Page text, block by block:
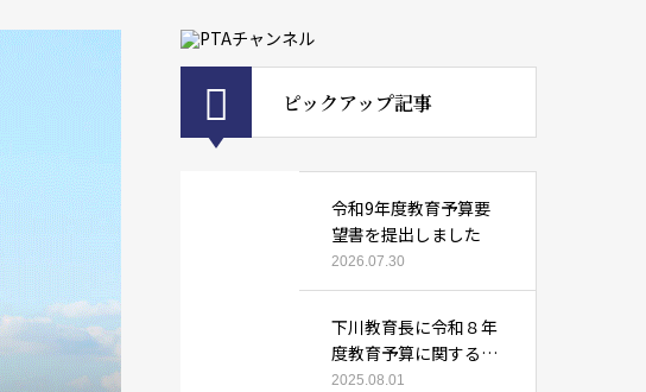
ピックアップ記事
令和9年度教育予算要
望書を提出しました
2026.07.30
下川教育長に令和８年
度教育予算に関する要
望書を提出しました
2025.08.01